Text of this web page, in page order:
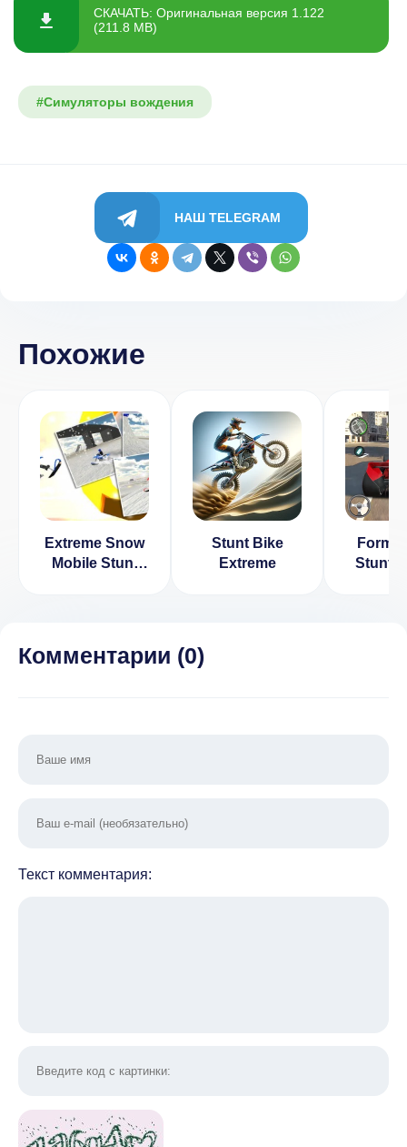
СКАЧАТЬ: Оригинальная версия 1.122
(211.8 MB)
#Симуляторы вождения
НАШ TELEGRAM
Похожие
Extreme Snow
Mobile Stunt
Stunt Bike
Extreme
Stunt
Комментарии (0)
Текст комментария: